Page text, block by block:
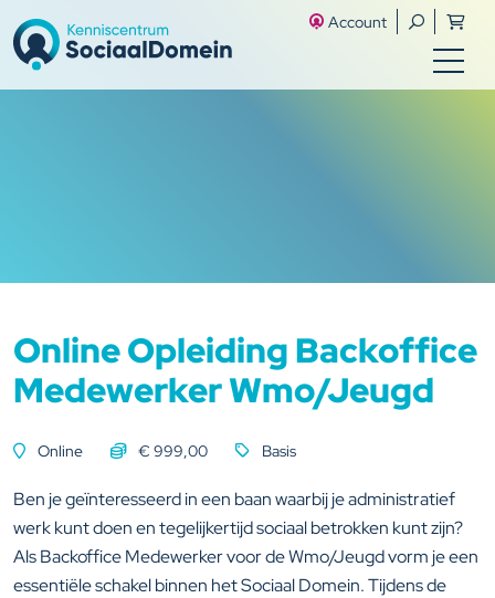
Account
Online Opleiding Backoffice
Medewerker Wmo/Jeugd
Online € 999,00 Basis
Ben je geïnteresseerd in een baan waarbij je administratief
werk kunt doen en tegelijkertijd sociaal betrokken kunt zijn?
Als Backoffice Medewerker voor de Wmo/Jeugd vorm je een
essentiële schakel binnen het Sociaal Domein. Tijdens de